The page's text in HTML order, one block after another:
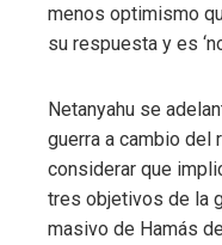
menos optimismo
su respuesta y es
Netanyahu se
guerra a cambio del
considerar que
tres objetivos de la
masivo de Hamás